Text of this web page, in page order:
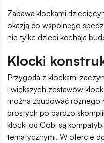
Zabawa klockami
okazją do wspólnego
nie tylko dzieci kochają
Klocki
Przygoda z klockami
i większych zestawów
można zbudować
prostych po bardzo
klocki od Cobi są
tematycznymi. W ofercie